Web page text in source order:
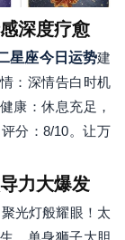
深度疗愈
星座今日运势建
：深情告白时机
康：休息充足，
分：8/10。让万
力大爆发
光灯般耀眼！太